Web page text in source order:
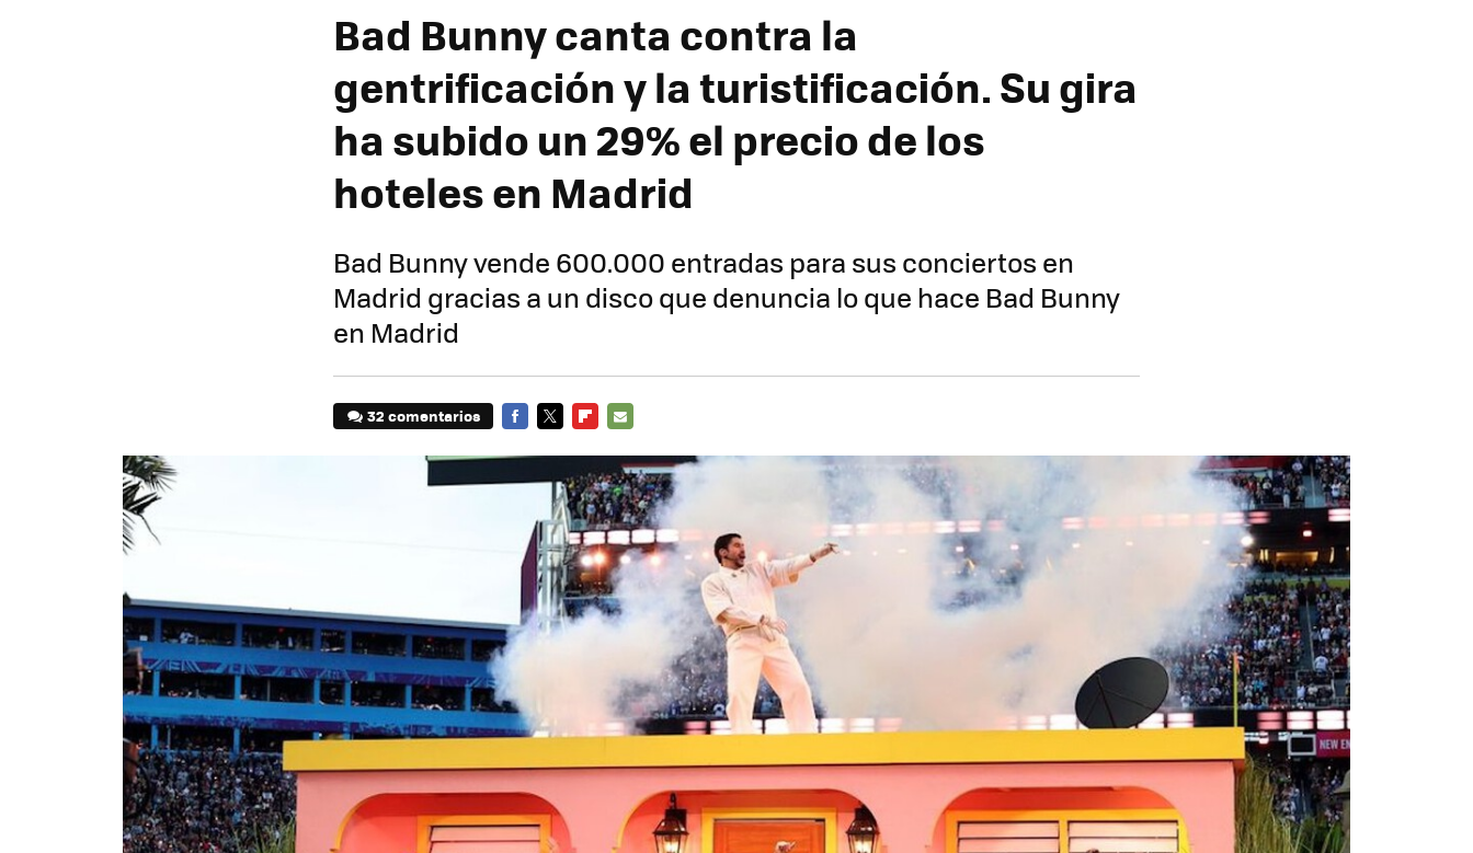
Bad Bunny canta contra la
gentrificación y la turistificación. Su gira
ha subido un 29% el precio de los
hoteles en Madrid
Bad Bunny vende 600.000 entradas para sus conciertos en
Madrid gracias a un disco que denuncia lo que hace Bad Bunny
en Madrid
32 comentarios
MAIL